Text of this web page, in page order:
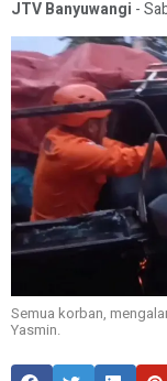
JTV Banyuwangi -
Semua korban,
Yasmin.